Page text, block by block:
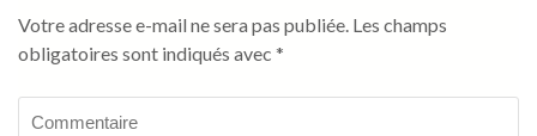
Votre adresse e-mail ne sera pas publiée. Les champs
obligatoires sont indiqués avec *